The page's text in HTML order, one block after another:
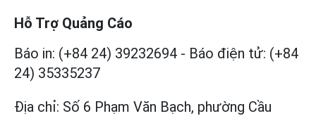
Hỗ Trợ Quảng Cáo
Báo in: (+84 24) 39232694 - Báo điện tử: (+84
24) 35335237
Địa chỉ: Số 6 Phạm Văn Bạch, phường Cầu